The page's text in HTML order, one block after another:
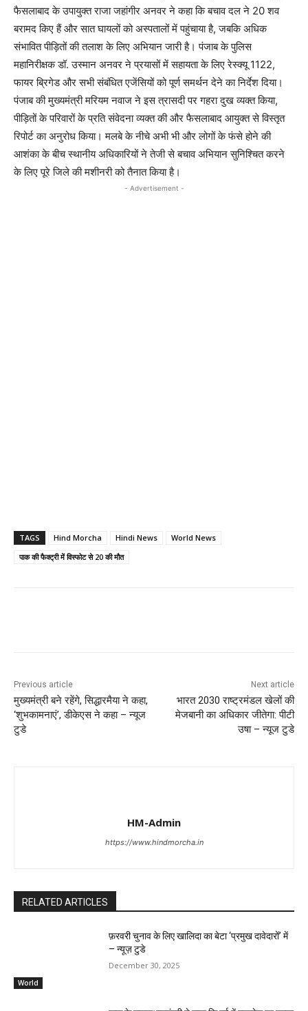
फैसलाबाद के उपायुक्त राजा जहांगीर अनवर ने कहा कि बचाव दल ने 20 शव
बरामद किए हैं और सात घायलों को अस्पतालों में पहुंचाया है, जबकि अधिक
संभावित पीड़ितों की तलाश के लिए अभियान जारी है। पंजाब के पुलिस
महानिरीक्षक डॉ. उस्मान अनवर ने प्रयासों में सहायता के लिए रेस्क्यू 1122,
फायर ब्रिगेड और सभी संबंधित एजेंसियों को पूर्ण समर्थन देने का निर्देश दिया।
पंजाब की मुख्यमंत्री मरियम नवाज ने इस त्रासदी पर गहरा दुख व्यक्त किया,
पीड़ितों के परिवारों के प्रति संवेदना व्यक्त की और फैसलाबाद आयुक्त से विस्तृत
रिपोर्ट का अनुरोध किया। मलबे के नीचे अभी भी और लोगों के फंसे होने की
आशंका के बीच स्थानीय अधिकारियों ने तेजी से बचाव अभियान सुनिश्चित करने
के लिए पूरे जिले की मशीनरी को तैनात किया है।
- Advertisement -
TAGS Hind Morcha Hindi News
World News
पाक की फैक्ट्री में विस्फोट से 20 की मौत
Previous article
मुख्यमंत्री बने रहेंगे, सिद्धारमैया ने कहा,
‘शुभकामनाएं’, डीकेएस ने कहा – न्यूज
टुडे
Next article
भारत 2030 राष्ट्रमंडल खेलों की
मेजबानी का अधिकार जीतेगा: पीटी
उषा – न्यूज टुडे
HM-Admin
https://www.hindmorcha.in
RELATED ARTICLES
World
फ़रवरी चुनाव के लिए खालिदा का बेटा ‘प्रमुख दावेदारों’ में
– न्यूज़ टुडे
December 30, 2025